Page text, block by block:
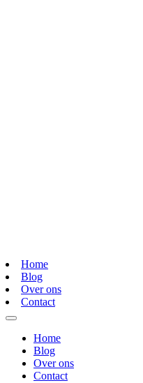
Home
Blog
Over ons
Contact
Home
Blog
Over ons
Contact